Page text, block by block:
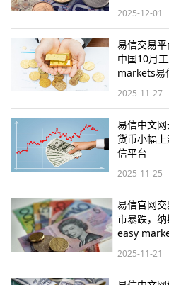
2025-12-01
易信交易平
中国10月
markets易
2025-11-27
易信中文
货币小幅
信平台
2025-11-25
易信官网
市暴跌，
easy
2025-11-21